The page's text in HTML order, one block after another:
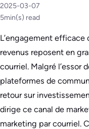
2025-03-07
5min(s) read
L’engagement
revenus reposent en
courriel. Malgré l’essor
plateformes de
retour sur
dirige ce canal de
marketing par courriel.